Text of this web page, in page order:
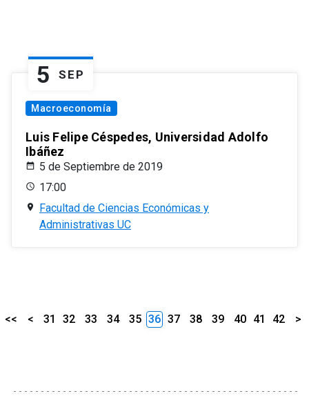
5 SEP
Macroeconomía
Luis Felipe Céspedes, Universidad Adolfo
Ibáñez
5 de Septiembre de 2019
17:00
Facultad de Ciencias Económicas y
Administrativas UC
<< < 31 32 33 34 35 36 37 38 39 40 41 42 >